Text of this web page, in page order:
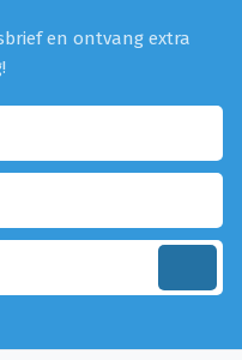
en ontvang extra